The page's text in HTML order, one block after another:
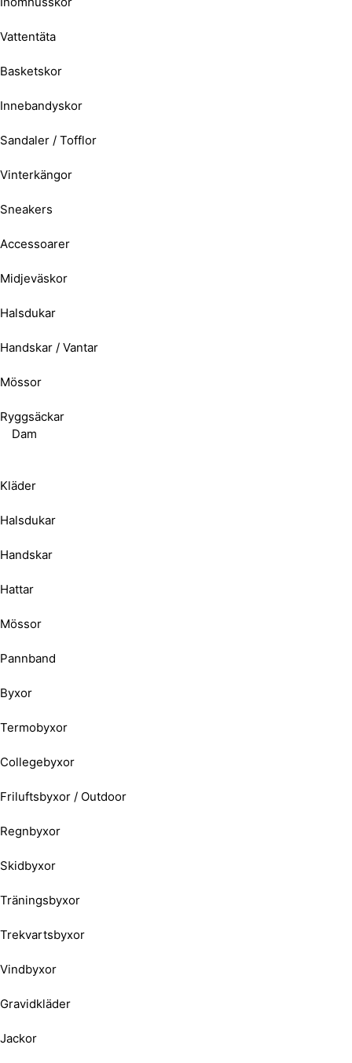
Vattentäta
Basketskor
Innebandyskor
Sandaler / Tofflor
Vinterkängor
Sneakers
Accessoarer
Midjeväskor
Halsdukar
Handskar / Vantar
Mössor
Ryggsäckar
Dam
Kläder
Halsdukar
Handskar
Hattar
Mössor
Pannband
Byxor
Termobyxor
Collegebyxor
Friluftsbyxor / Outdoor
Regnbyxor
Skidbyxor
Träningsbyxor
Trekvartsbyxor
Vindbyxor
Gravidkläder
Jackor